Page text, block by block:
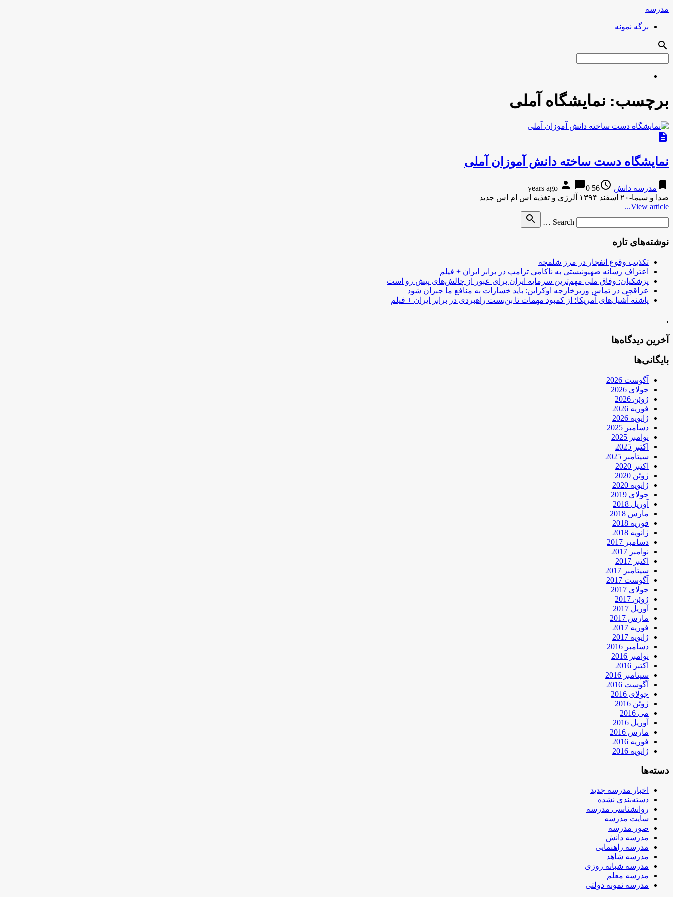
مدرسه
برگه نمونه
search
برچسب: نمایشگاه آملی
description
نمایشگاه دست ساخته دانش آموزان آملی
bookmark مدرسه دانش access_time
56 years ago
person chat_bubble0
صدا و سیما-۲۰ اسفند ۱۳۹۴ آلرژی و تغذیه اس ام اس جدید
View article...
Search …
search
نوشته‌های تازه
تکذیب وقوع انفجار در مرز شلمچه
اعتراف رسانه صهیونیستی به ناکامی ترامپ در برابر ایران + فیلم
پزشکیان: وفاق ملی مهم‌ترین سرمایه ایران برای عبور از چالش‌های پیش رو است
عراقچی در تماس وزیرخارجه اوکراین: باید خسارات به منافع ما جبران شود
پاشنه آشیل‌های آمریکا؛ از کمبود مهمات تا بن‌بست راهبردی در برابر ایران + فیلم
.
آخرین دیدگاه‌ها
بایگانی‌ها
آگوست 2026
جولای 2026
ژوئن 2026
فوریه 2026
ژانویه 2026
دسامبر 2025
نوامبر 2025
اکتبر 2025
سپتامبر 2025
اکتبر 2020
ژوئن 2020
ژانویه 2020
جولای 2019
آوریل 2018
مارس 2018
فوریه 2018
ژانویه 2018
دسامبر 2017
نوامبر 2017
اکتبر 2017
سپتامبر 2017
آگوست 2017
جولای 2017
ژوئن 2017
آوریل 2017
مارس 2017
فوریه 2017
ژانویه 2017
دسامبر 2016
نوامبر 2016
اکتبر 2016
سپتامبر 2016
آگوست 2016
جولای 2016
ژوئن 2016
می 2016
آوریل 2016
مارس 2016
فوریه 2016
ژانویه 2016
دسته‌ها
اخبار مدرسه جدید
دسته‌بندی نشده
روانشناسی مدرسه
سایت مدرسه
صور مدرسه
مدرسه دانش
مدرسه راهنمایی
مدرسه شاهد
مدرسه شبانه روزی
مدرسه معلم
مدرسه نمونه دولتی